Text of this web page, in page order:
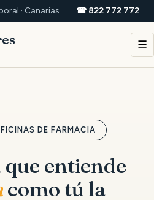
· Canarias ☎ 822 772 772
☰
DE FARMACIA
entiende
como tú la